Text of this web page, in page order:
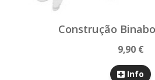
Construção
9,90 €
Info